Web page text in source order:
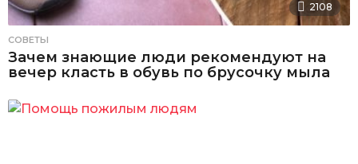
2108
СОВЕТЫ
Зачем знающие люди рекомендуют на
вечер класть в обувь по брусочку мыла